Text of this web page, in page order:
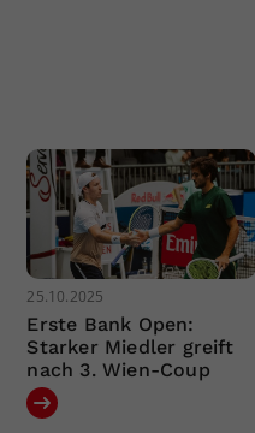
25.10.2025
Erste Bank Open:
Starker Miedler greift
nach 3. Wien-Coup